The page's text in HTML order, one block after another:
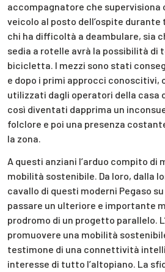
accompagnatore che supervisiona
veicolo al posto dell’ospite
chi ha difficoltà a deambulare, sia
sedia a rotelle avrà la possibilità di
bicicletta. I mezzi sono stati
e dopo i primi approcci conoscitivi,
utilizzati dagli operatori della casa
così diventati dapprima un
folclore e poi una presenza
la zona.
A questi anziani l’arduo compito di
mobilità sostenibile. Da loro, dalla
cavallo di questi moderni Pegaso
passare un ulteriore e importante
prodromo di un progetto parallelo.
promuovere una mobilità
testimone di una connettività
interesse di tutto l’altopiano. La